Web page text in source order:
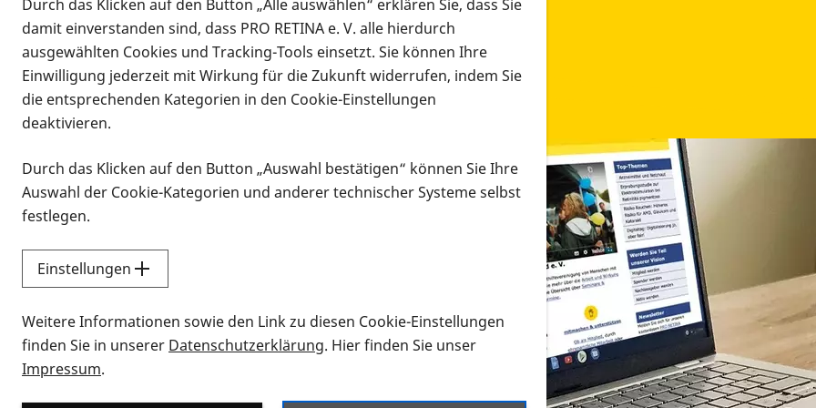
Infomaterial
Infomaterial
Vorlesen
Alle Infomaterialien in verschiedenen Formaten an
Sie möchten wissen, wie Sie nach Infonmaterial suchen und dieses bestellen bzw. herunterladen
Durch das Klicken auf den Button „Alle auswählen“ erklären Sie, dass Sie
damit einverstanden sind, dass PRO RETINA e. V. alle hierdurch
ausgewählten Cookies und Tracking-Tools einsetzt. Sie können Ihre
Einwilligung jederzeit mit Wirkung für die Zukunft widerrufen, indem Sie
die entsprechenden Kategorien in den Cookie-Einstellungen
deaktivieren.
Durch das Klicken auf den Button „Auswahl bestätigen“ können Sie Ihre
Auswahl der Cookie-Kategorien und anderer technischer Systeme selbst
festlegen.
Einstellungen
Weitere Informationen sowie den Link zu diesen Cookie-Einstellungen
finden Sie in unserer Datenschutzerklärung. Hier finden Sie unser
Impressum.